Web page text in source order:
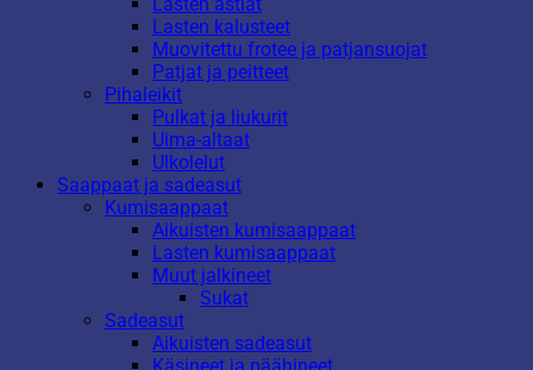
Lasten kalusteet
Muovitettu frotee ja patjansuojat
Patjat ja peitteet
Pihaleikit
Pulkat ja liukurit
Uima-altaat
Ulkolelut
Saappaat ja sadeasut
Kumisaappaat
Aikuisten kumisaappaat
Lasten kumisaappaat
Muut jalkineet
Sukat
Sadeasut
Aikuisten sadeasut